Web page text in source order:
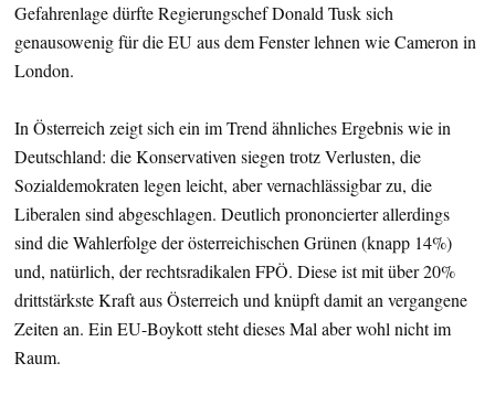
Gefahrenlage dürfte Regierungschef Donald Tusk sich
genausowenig für die EU aus dem Fenster lehnen wie Cameron in
London.
In Österreich zeigt sich ein im Trend ähnliches Ergebnis wie in
Deutschland: die Konservativen siegen trotz Verlusten, die
Sozialdemokraten legen leicht, aber vernachlässigbar zu, die
Liberalen sind abgeschlagen. Deutlich prononcierter allerdings
sind die Wahlerfolge der österreichischen Grünen (knapp 14%)
und, natürlich, der rechtsradikalen FPÖ. Diese ist mit über 20%
drittstärkste Kraft aus Österreich und knüpft damit an vergangene
Zeiten an. Ein EU-Boykott steht dieses Mal aber wohl nicht im
Raum.